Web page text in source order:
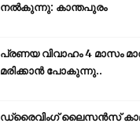
നൽകുന്നു: കാന്തപുരം
പ്രണയ വിവാഹം 4 മാസം
മരിക്കാൻ പോകുന്നു..
ഡ്രൈവിംഗ് ലൈസൻസ്